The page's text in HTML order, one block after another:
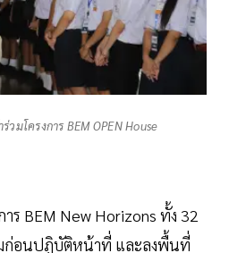
วมโครงการ BEM OPEN House
าร BEM New Horizons ทั้ง 32
ก่อนปฏิบัติหน้าที่ และลงพื้นที่